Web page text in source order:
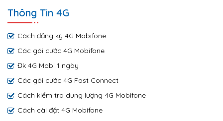
Thông Tin 4G
Cách đăng ký 4G Mobifone
Các gói cước 4G Mobifone
Đk 4G Mobi 1 ngày
Các gói cước 4G Fast Connect
Cách kiểm tra dung lượng 4G Mobifone
Cách cài đặt 4G Mobifone